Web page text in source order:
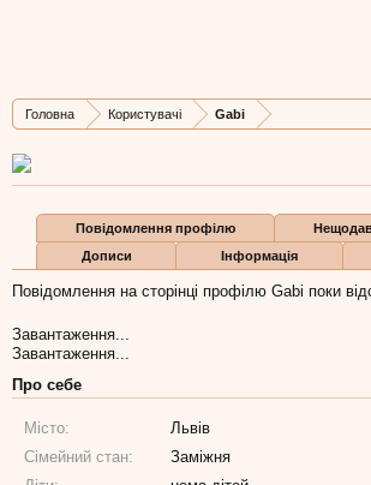
Головна Користувачі Gabi
Дописів
1
Карма
0
Бали
0
Повідомлення профілю
Дописи
Інформація
Повідомлення на сторінці профілю Gabi поки
Завантаження...
Завантаження...
Про себе
Місто:
Львів
Сімейний стан:
Заміжня